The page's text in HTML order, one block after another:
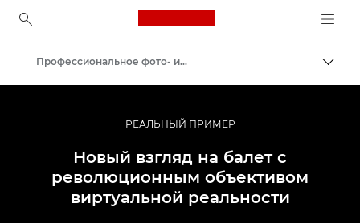
Canon Logo, back to
Профессиональная фото- и видеосъемка
Профессиональное фото- и видеооборудование: примеры внедрения
РЕАЛЬНЫЙ ПРИМЕР
Новый взгляд на балет с
революционным объективом
виртуальной реальности